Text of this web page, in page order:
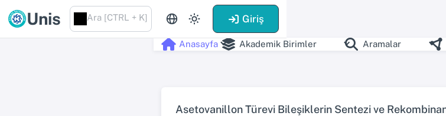
Unis Ara [CTRL + K] Giriş
Anasayfa Akademik Birimler Aramalar
Asetovanillon Türevi Bileşiklerin Sentezi ve